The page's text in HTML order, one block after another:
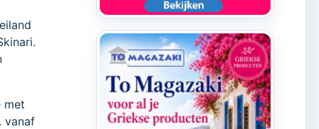
met
vanaf